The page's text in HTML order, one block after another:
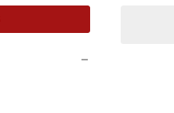
remove